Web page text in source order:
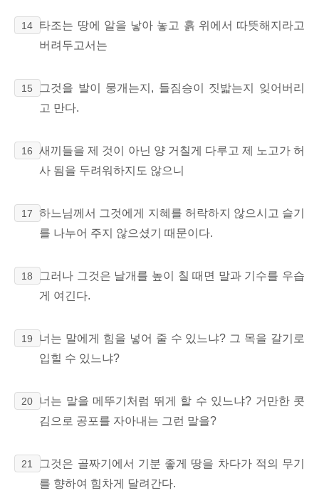
14
타조는 땅에 알을 낳아 놓고 흙 위에서 따뜻해지라고
버려두고서는
15
그것을 발이 뭉개는지, 들짐승이 짓밟는지 잊어버리
고 만다.
16
새끼들을 제 것이 아닌 양 거칠게 다루고 제 노고가 허
사 됨을 두려워하지도 않으니
17 하느님께서 그것에게 지혜를 허락하지 않으시고 슬기
를 나누어 주지 않으셨기 때문이다.
18
그러나 그것은 날개를 높이 칠 때면 말과 기수를 우습
게 여긴다.
19
너는 말에게 힘을 넣어 줄 수 있느냐? 그 목을 갈기로
입힐 수 있느냐?
20
너는 말을 메뚜기처럼 뛰게 할 수 있느냐? 거만한 콧
김으로 공포를 자아내는 그런 말을?
21 그것은 골짜기에서 기분 좋게 땅을 차다가적의 무기
를 향하여 힘차게 달려간다.